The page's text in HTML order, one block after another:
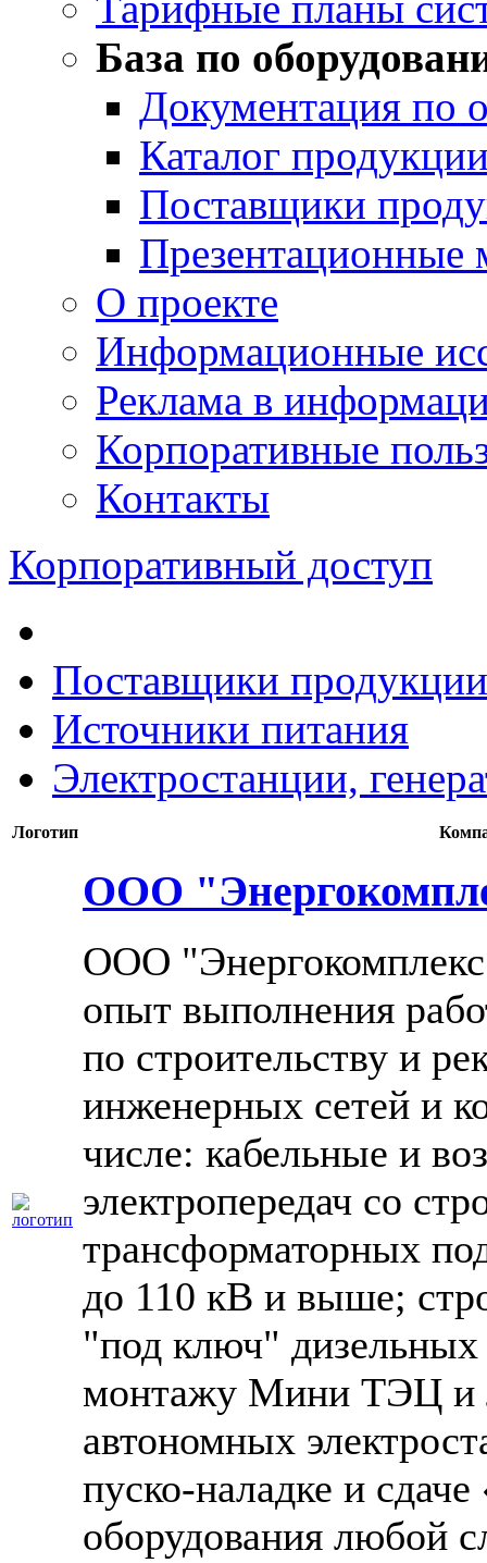
База по
Документация по
Каталог
Поставщики
Презентационные
О проекте
Информационные
Реклама в
Корпоративные
Контакты
Корпоративный доступ
Поставщики
Источники питания
Электростанции,
Логотип
ООО
ООО
опыт выполнения
по строительству и
инженерных сетей и
числе: кабельные и
электропередач со
трансформаторных
до 110 кВ и выше;
"под ключ" дизельных
монтажу Мини ТЭЦ и
автономных
пуско-наладке и
оборудования любой